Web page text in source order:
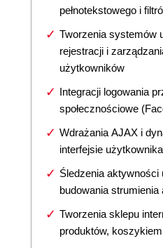
pełnotekstowego i
Tworzenia systemów
rejestracji i
użytkowników
Integracji logowania
społecznościowe
Wdrażania AJAX i
interfejsie użytkownika
Śledzenia aktywności
budowania
Tworzenia sklepu
produktów,